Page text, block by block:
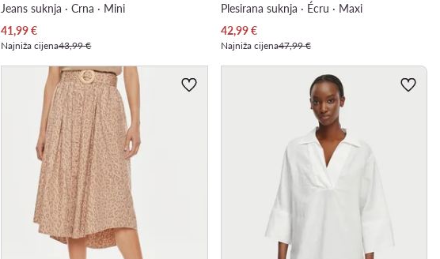
Jeans suknja · Crna · Mini
Trenutna cijena
41,99€
Najniža cijena43,99 €
Plesirana suknja · Écru · Maxi
Trenutna cijena
42,99€
Najniža cijena47,99 €